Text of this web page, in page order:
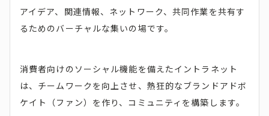
アイデア、関連情報、ネットワーク、共同作業を共有す
るためのバーチャルな集いの場です。
消費者向けのソーシャル機能を備えたイントラネット
は、チームワークを向上させ、熱狂的なブランドアドボ
ケイト（ファン）を作り、コミュニティを構築します。